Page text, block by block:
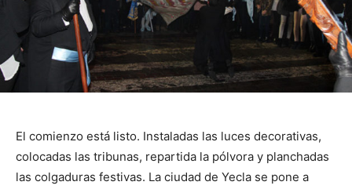
El comienzo está listo. Instaladas las luces decorativas,
colocadas las tribunas, repartida la pólvora y planchadas
las colgaduras festivas. La ciudad de Yecla se pone a